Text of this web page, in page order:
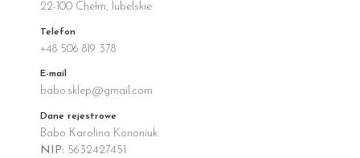
22-100 Chełm, lubelskie
Telefon
+48 506 819 378
E-mail
babo.sklep@gmail.com
Dane rejestrowe
Babo Karolina Kononiuk
NIP: 5632427451